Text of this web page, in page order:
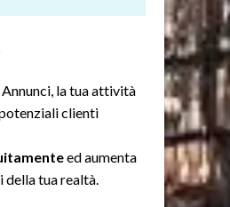
la tua attività
clienti
ed aumenta
tua realtà.